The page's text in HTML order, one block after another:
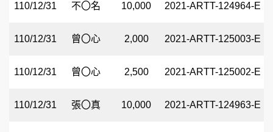
110/12/31 不〇名 10,000 2021-ARTT-124964-E
110/12/31 曾〇心 2,000 2021-ARTT-125003-E
110/12/31 曾〇心 2,500 2021-ARTT-125002-E
110/12/31 張〇真 10,000 2021-ARTT-124963-E